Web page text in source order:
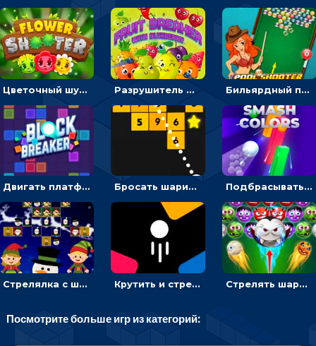
Цветочный шутер: стрелять пчелками по цветам Разрушитель фруктов: стрелять ягодами по ананасам Бильярдный пул: стрелять шариками, чтобы взрывать одинаковые
Двигать платформу и отбивать мячики или ловить бонусы Бросать шарики, чтобы выбивать блоки с цифрами Подбрасывать мяч, чтобы провести через цветную преграду
Стрелялка с шариками по рождественским эльфам Крутить и стрелять по фигурам с цифрами - стрелялка шариками Стрелять шариками-монстрами и выбивать конфеты
Посмотрите больше игр из категорий: